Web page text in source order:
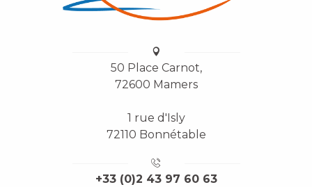
50 Place Carnot,
72600 Mamers
1 rue d'Isly
72110 Bonnétable
+33 (0)2 43 97 60 63